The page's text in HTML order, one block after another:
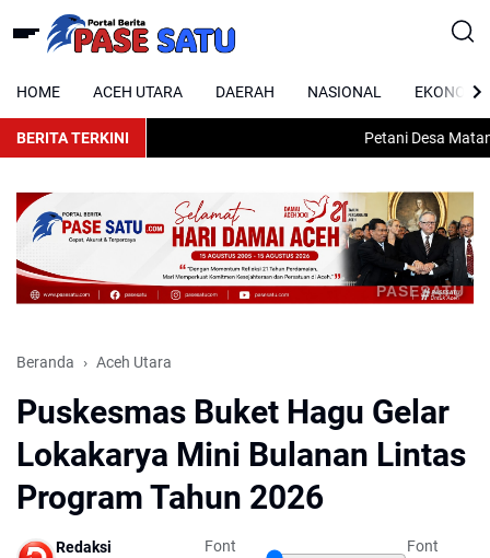
HOME ACEH UTARA DAERAH NASIONAL EKONOMI
BERITA TERKINI Petani Desa Matang
PASESATU
Beranda Aceh Utara
Puskesmas Buket Hagu Gelar
Lokakarya Mini Bulanan Lintas
Program Tahun 2026
Redaksi
Font
Font